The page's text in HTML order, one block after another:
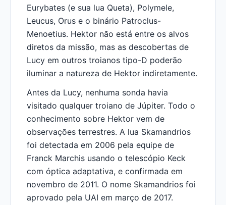
Eurybates (e sua lua Queta), Polymele,
Leucus, Orus e o binário Patroclus-
Menoetius. Hektor não está entre os alvos
diretos da missão, mas as descobertas de
Lucy em outros troianos tipo-D poderão
iluminar a natureza de Hektor indiretamente.
Antes da Lucy, nenhuma sonda havia
visitado qualquer troiano de Júpiter. Todo o
conhecimento sobre Hektor vem de
observações terrestres. A lua Skamandrios
foi detectada em 2006 pela equipe de
Franck Marchis usando o telescópio Keck
com óptica adaptativa, e confirmada em
novembro de 2011. O nome Skamandrios foi
aprovado pela UAI em março de 2017.